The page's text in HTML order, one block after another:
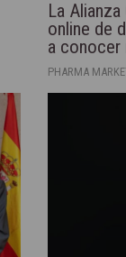
La
online de
a
PHARMA